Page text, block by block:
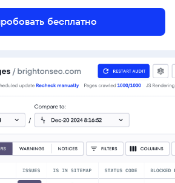
бесплатно